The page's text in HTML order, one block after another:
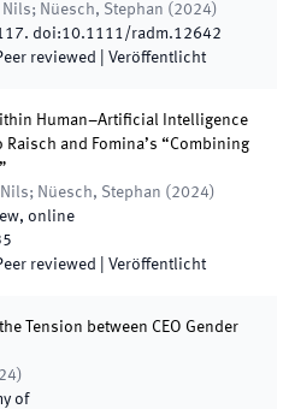
Nils; Nüesch, Stephan ( 2024)
. doi:10.1111/radm.12642
reviewed Veröffentlicht
Human–Artificial Intelligence
and Fomina’s “Combining
Nüesch, Stephan ( 2024)
, online
reviewed Veröffentlicht
Tension between CEO Gender
)
of